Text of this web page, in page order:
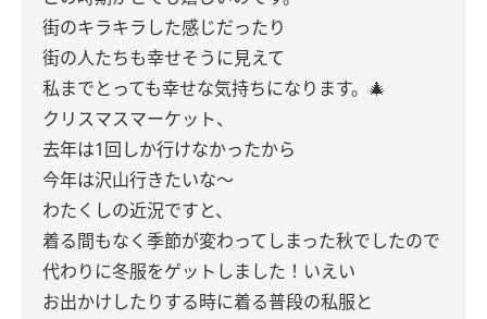
街のキラキラした感じだったり
街の人たちも幸せそうに見えて
私までとっても幸せな気持ちになります。🎄
クリスマスマーケット、
去年は1回しか行けなかったから
今年は沢山行きたいな〜
わたくしの近況ですと、
着る間もなく季節が変わってしまった秋でしたので
代わりに冬服をゲットしました！いえい
お出かけしたりする時に着る普段の私服と